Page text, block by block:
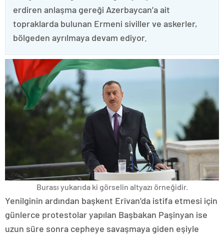
erdiren anlaşma gereği Azerbaycan’a ait
topraklarda bulunan Ermeni siviller ve askerler,
bölgeden ayrılmaya devam ediyor.
Burası yukarıda ki görselin altyazı örneğidir.
Yenilginin ardından başkent Erivan’da istifa etmesi için
günlerce protestolar yapılan Başbakan Paşinyan ise
uzun süre sonra cepheye savaşmaya giden eşiyle